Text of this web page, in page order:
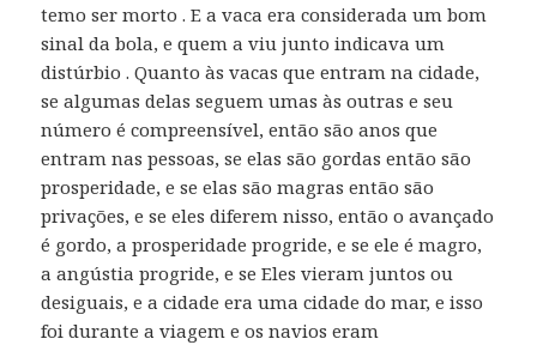
temo ser morto . E a vaca era considerada um bom
sinal da bola, e quem a viu junto indicava um
distúrbio . Quanto às vacas que entram na cidade,
se algumas delas seguem umas às outras e seu
número é compreensível, então são anos que
entram nas pessoas, se elas são gordas então são
prosperidade, e se elas são magras então são
privações, e se eles diferem nisso, então o avançado
é gordo, a prosperidade progride, e se ele é magro,
a angústia progride, e se Eles vieram juntos ou
desiguais, e a cidade era uma cidade do mar, e isso
foi durante a viagem e os navios eram